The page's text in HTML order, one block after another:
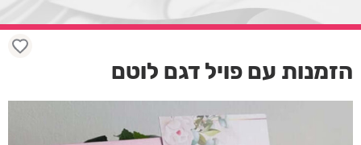
הזמנות עם פויל דגם לוטם